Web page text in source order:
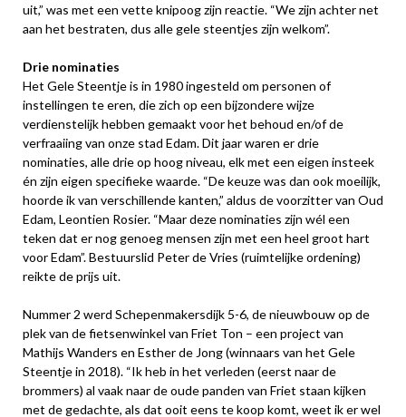
uit,” was met een vette knipoog zijn reactie. “We zijn achter net
aan het bestraten, dus alle gele steentjes zijn welkom”.
Drie nominaties
Het Gele Steentje is in 1980 ingesteld om personen of
instellingen te eren, die zich op een bijzondere wijze
verdienstelijk hebben gemaakt voor het behoud en/of de
verfraaiing van onze stad Edam. Dit jaar waren er drie
nominaties, alle drie op hoog niveau, elk met een eigen insteek
én zijn eigen specifieke waarde. “De keuze was dan ook moeilijk,
hoorde ik van verschillende kanten,” aldus de voorzitter van Oud
Edam, Leontien Rosier. “Maar deze nominaties zijn wél een
teken dat er nog genoeg mensen zijn met een heel groot hart
voor Edam”. Bestuurslid Peter de Vries (ruimtelijke ordening)
reikte de prijs uit.
Nummer 2 werd Schepenmakersdijk 5-6, de nieuwbouw op de
plek van de fietsenwinkel van Friet Ton – een project van
Mathijs Wanders en Esther de Jong (winnaars van het Gele
Steentje in 2018). “Ik heb in het verleden (eerst naar de
brommers) al vaak naar de oude panden van Friet staan kijken
met de gedachte, als dat ooit eens te koop komt, weet ik er wel